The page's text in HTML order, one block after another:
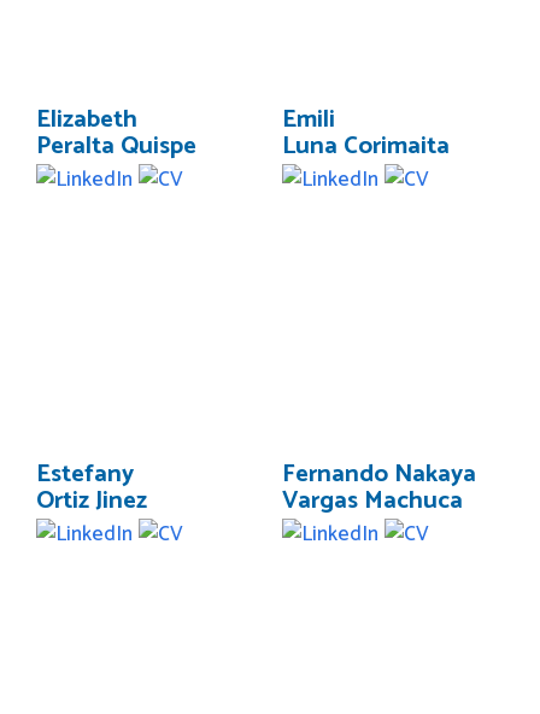
Elizabeth
Peralta Quispe
Emili
Luna Corimaita
Estefany
Ortiz Jinez
Fernando Nakaya
Vargas Machuca